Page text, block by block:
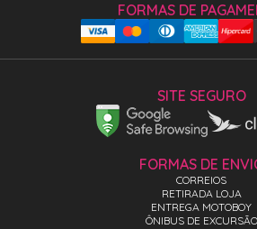
SITE SEGURO
FORMAS DE
FORMAS DE
CORREIOS
RETIRADA LOJA
ENTREGA MOTOBOY
ÔNIBUS DE EXCURSÃO